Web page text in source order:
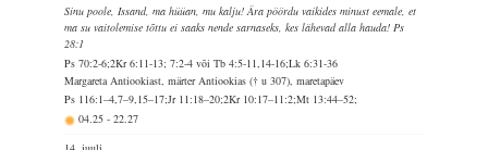
Sinu poole, Issand, ma hüüan, mu kalju! Ära pöördu vaikides minust eemale, et
ma su vaitolemise tõttu ei saaks nende sarnaseks, kes lähevad alla hauda! Ps
28:1
Ps 70:2-6;2Kr 6:11-13; 7:2-4 või Tb 4:5-11,14-16;Lk 6:31-36
Margareta Antiookiast, märter Antiookias († u 307), maretapäev
Ps 116:1–4,7–9,15–17;Jr 11:18–20;2Kr 10:17–11:2;Mt 13:44–52;
04.25-22.27